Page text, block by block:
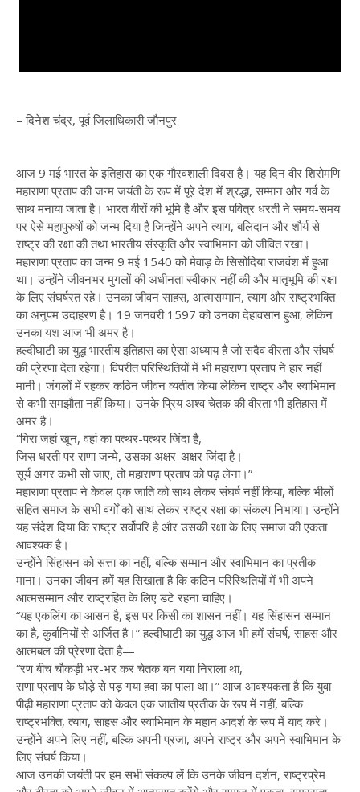
– दिनेश चंद्र, पूर्व जिलाधिकारी जौनपुर
आज 9 मई भारत के इतिहास का एक गौरवशाली दिवस है। यह दिन वीर शिरोमणि
महाराणा प्रताप की जन्म जयंती के रूप में पूरे देश में श्रद्धा, सम्मान और गर्व के
साथ मनाया जाता है। भारत वीरों की भूमि है और इस पवित्र धरती ने समय-समय
पर ऐसे महापुरुषों को जन्म दिया है जिन्होंने अपने त्याग, बलिदान और शौर्य से
राष्ट्र की रक्षा की तथा भारतीय संस्कृति और स्वाभिमान को जीवित रखा।
महाराणा प्रताप का जन्म 9 मई 1540 को मेवाड़ के सिसोदिया राजवंश में हुआ
था। उन्होंने जीवनभर मुगलों की अधीनता स्वीकार नहीं की और मातृभूमि की रक्षा
के लिए संघर्षरत रहे। उनका जीवन साहस, आत्मसम्मान, त्याग और राष्ट्रभक्ति
का अनुपम उदाहरण है। 19 जनवरी 1597 को उनका देहावसान हुआ, लेकिन
उनका यश आज भी अमर है।
हल्दीघाटी का युद्ध भारतीय इतिहास का ऐसा अध्याय है जो सदैव वीरता और संघर्ष
की प्रेरणा देता रहेगा। विपरीत परिस्थितियों में भी महाराणा प्रताप ने हार नहीं
मानी। जंगलों में रहकर कठिन जीवन व्यतीत किया लेकिन राष्ट्र और स्वाभिमान
से कभी समझौता नहीं किया। उनके प्रिय अश्व चेतक की वीरता भी इतिहास में
अमर है।
“गिरा जहां खून, वहां का पत्थर-पत्थर जिंदा है,
जिस धरती पर राणा जन्मे, उसका अक्षर-अक्षर जिंदा है।
सूर्य अगर कभी सो जाए, तो महाराणा प्रताप को पढ़ लेना।”
महाराणा प्रताप ने केवल एक जाति को साथ लेकर संघर्ष नहीं किया, बल्कि भीलों
सहित समाज के सभी वर्गों को साथ लेकर राष्ट्र रक्षा का संकल्प निभाया। उन्होंने
यह संदेश दिया कि राष्ट्र सर्वोपरि है और उसकी रक्षा के लिए समाज की एकता
आवश्यक है।
उन्होंने सिंहासन को सत्ता का नहीं, बल्कि सम्मान और स्वाभिमान का प्रतीक
माना। उनका जीवन हमें यह सिखाता है कि कठिन परिस्थितियों में भी अपने
आत्मसम्मान और राष्ट्रहित के लिए डटे रहना चाहिए।
“यह एकलिंग का आसन है, इस पर किसी का शासन नहीं। यह सिंहासन सम्मान
का है, कुर्बानियों से अर्जित है।” हल्दीघाटी का युद्ध आज भी हमें संघर्ष, साहस और
आत्मबल की प्रेरणा देता है—
“रण बीच चौकड़ी भर-भर कर चेतक बन गया निराला था,
राणा प्रताप के घोड़े से पड़ गया हवा का पाला था।” आज आवश्यकता है कि युवा
पीढ़ी महाराणा प्रताप को केवल एक जातीय प्रतीक के रूप में नहीं, बल्कि
राष्ट्रभक्ति, त्याग, साहस और स्वाभिमान के महान आदर्श के रूप में याद करे।
उन्होंने अपने लिए नहीं, बल्कि अपनी प्रजा, अपने राष्ट्र और अपने स्वाभिमान के
लिए संघर्ष किया।
आज उनकी जयंती पर हम सभी संकल्प लें कि उनके जीवन दर्शन, राष्ट्रप्रेम